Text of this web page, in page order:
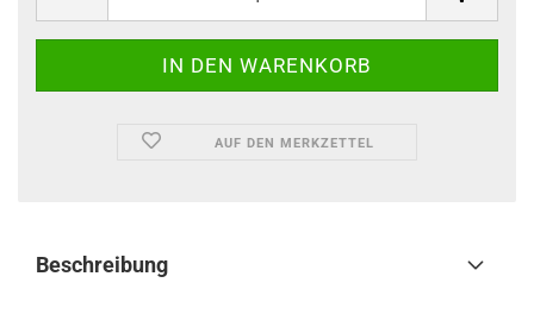
AUF DEN MERKZETTEL
Beschreibung